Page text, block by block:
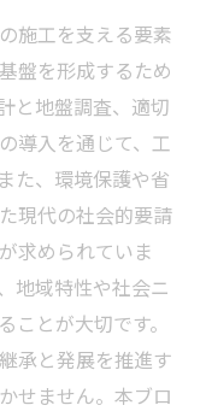
施工を支える要素
盤を形成するため
と地盤調査、適切
導入を通じて、工
た、環境保護や省
現代の社会的要請
求められていま
地域特性や社会ニ
とが大切です。
承と発展を推進す
せません。本ブロ